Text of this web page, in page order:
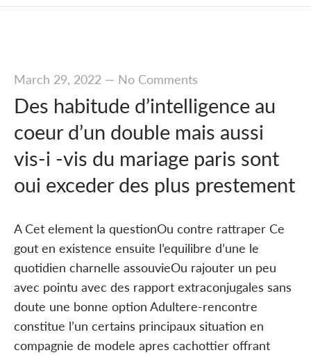
March 29, 2022— No Comments
Des habitude d’intelligence au
coeur d’un double mais aussi
vis-i -vis du mariage paris sont
oui exceder des plus prestement
A Cet element la questionOu contre rattraper Ce
gout en existence ensuite l’equilibre d’une le
quotidien charnelle assouvieOu rajouter un peu
avec pointu avec des rapport extraconjugales sans
doute une bonne option Adultere-rencontre
constitue l’un certains principaux situation en
compagnie de modele apres cachottier offrant